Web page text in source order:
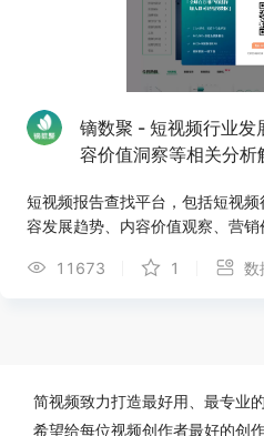
镝数聚 - 短视频行业发
容价值洞察等相关分析
短视频报告查找平台，包括短视
容发展趋势、内容价值观察、营
报告，找数据，上镝数聚！
11673 1 数
简视频致力打造最好用、最专业
希望给每位视频创作者最好的创